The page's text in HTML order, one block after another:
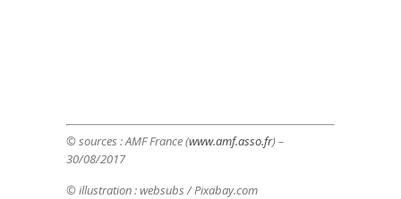
© sources :AMF France (www.amf.asso.fr) –
30/08/2017
© illustration : websubs / Pixabay.com